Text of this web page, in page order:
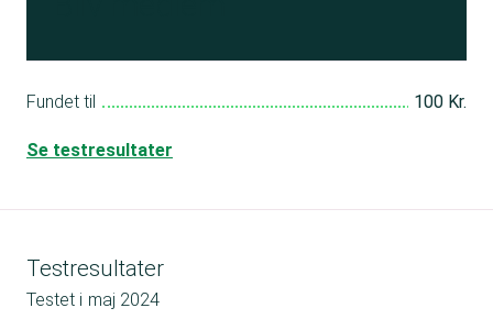
Fundet til 100 Kr.
Se testresultater
Testresultater
Testet i maj 2024